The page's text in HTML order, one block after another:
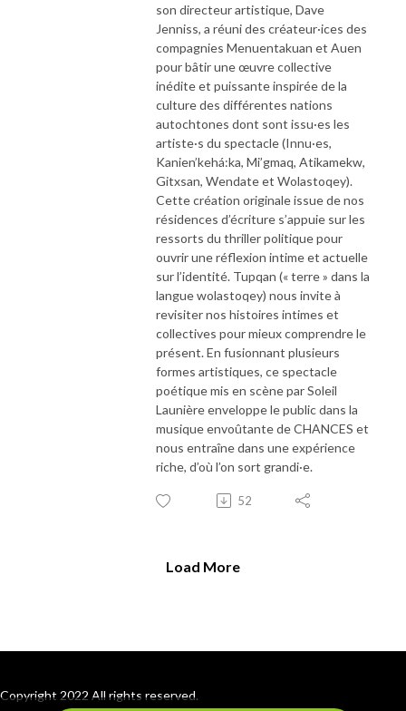
son directeur artistique, Dave
Jenniss, a réuni des créateur·ices des
compagnies Menuentakuan et Auen
pour bâtir une œuvre collective
inédite et puissante inspirée de la
culture des différentes nations
autochtones dont sont issu·es les
artiste·s du spectacle (Innu·es,
Kanien’kehá:ka, Mi’gmaq, Atikamekw,
Gitxsan, Wendate et Wolastoqey).
Cette création originale issue de nos
résidences d’écriture s’appuie sur les
ressorts du thriller politique pour
ouvrir une réflexion intime et actuelle
sur l’identité. Tupqan (« terre » dans la
langue wolastoqey) nous invite à
revisiter nos histoires intimes et
collectives pour mieux comprendre le
présent. En fusionnant plusieurs
formes artistiques, ce spectacle
poétique mis en scène par Soleil
Launière enveloppe le public dans la
musique envoûtante de CHANCES et
nous entraîne dans une expérience
riche, d’où l’on sort grandi·e.
52
Load More
Copyright 2022 All rights reserved.